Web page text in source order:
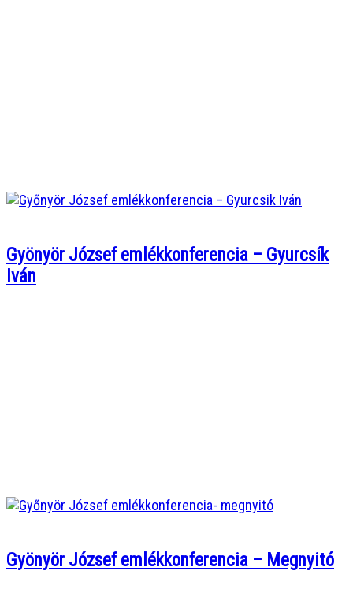
Gyönyör József emlékkonferencia – Gyurcsík
Iván
Gyönyör József emlékkonferencia – Megnyitó